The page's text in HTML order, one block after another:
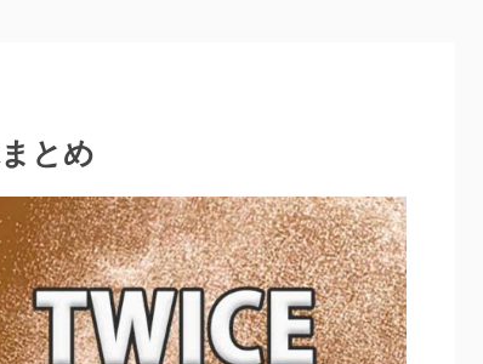
とめ